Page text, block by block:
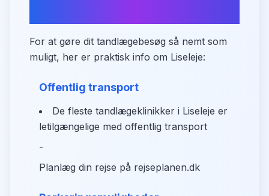
For at gøre dit tandlægebesøg så nemt som
muligt, her er praktisk info om Liseleje:
Offentlig transport
De fleste tandlægeklinikker i Liseleje er
letilgængelige med offentlig transport
-
Planlæg din rejse på rejseplanen.dk